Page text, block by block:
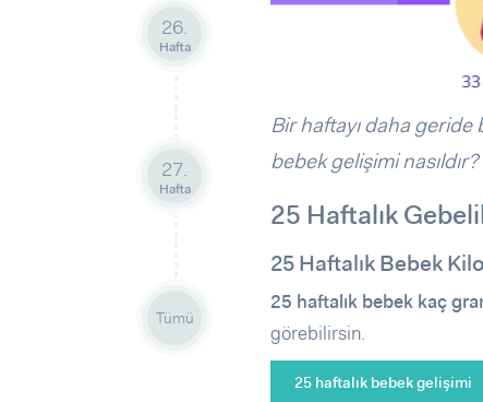
Sorular ve Yanıtlar
Makaleler
26.
Hafta
27.
Hafta
Tümü
Bir haftayı daha geride
bebek gelişimi
25 Haftalık
25 Haftalık Bebek
25 haftalık bebek kaç
görebilirsin.
25 haftalık bebek gelişimi